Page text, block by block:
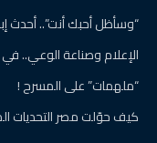
“وسأظل أحبك أنت”.. أحدث
الإعلام وصناعة الوعي..
“ملهمات” على المسرح !
كيف حوّلت مصر التحديات